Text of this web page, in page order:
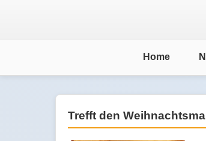
Home
Trefft den